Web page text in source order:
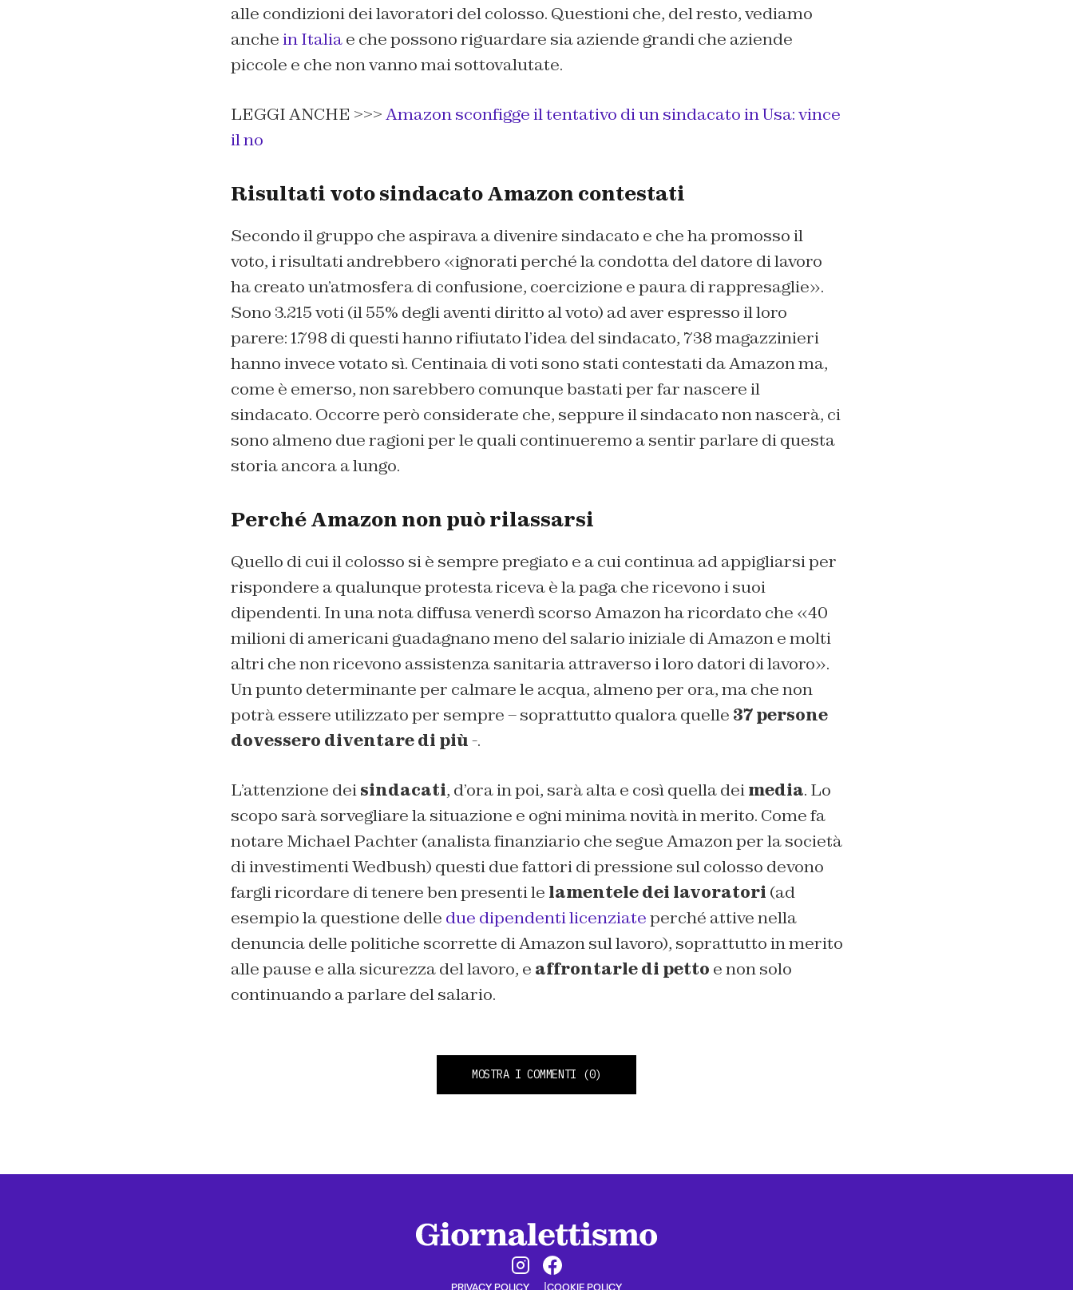
alle condizioni dei lavoratori del colosso. Questioni che, del resto, vediamo
anchein Italiae che possono riguardare sia aziende grandi che aziende
piccole e che non vanno mai sottovalutate.
LEGGI ANCHE >>>Amazon sconfigge il tentativo di un sindacato in Usa: vince
il no
Risultati voto sindacato Amazon contestati
Secondo il gruppo che aspirava a divenire sindacato e che ha promosso il
voto, i risultati andrebbero «ignorati perché la condotta del datore di lavoro
ha creato un’atmosfera di confusione, coercizione e paura di rappresaglie».
Sono 3.215 voti (il 55% degli aventi diritto al voto) ad aver espresso il loro
parere: 1.798 di questi hanno rifiutato l’idea del sindacato, 738 magazzinieri
hanno invece votato sì. Centinaia di voti sono stati contestati da Amazon ma,
come è emerso, non sarebbero comunque bastati per far nascere il
sindacato. Occorre però considerate che, seppure il sindacato non nascerà, ci
sono almeno due ragioni per le quali continueremo a sentir parlare di questa
storia ancora a lungo.
Perché Amazon non può rilassarsi
Quello di cui il colosso si è sempre pregiato e a cui continua ad appigliarsi per
rispondere a qualunque protesta riceva è la paga che ricevono i suoi
dipendenti. In una nota diffusa venerdì scorso Amazon ha ricordato che «40
milioni di americani guadagnano meno del salario iniziale di Amazon e molti
altri che non ricevono assistenza sanitaria attraverso i loro datori di lavoro».
Un punto determinante per calmare le acqua, almeno per ora, ma che non
potrà essere utilizzato per sempre – soprattutto qualora quelle 37 persone
dovessero diventare di più-.
L’attenzione deisindacati, d’ora in poi, sarà alta e così quella deimedia. Lo
scopo sarà sorvegliare la situazione e ogni minima novità in merito. Come fa
notare Michael Pachter (analista finanziario che segue Amazon per la società
di investimenti Wedbush) questi due fattori di pressione sul colosso devono
fargli ricordare di tenere ben presenti le lamentele dei lavoratori (ad
esempio la questione delle due dipendenti licenziateperché attive nella
denuncia delle politiche scorrette di Amazon sul lavoro), soprattutto in merito
alle pause e alla sicurezza del lavoro, e affrontarle di petto e non solo
continuando a parlare del salario.
MOSTRA I COMMENTI (0)
PRIVACY POLICY COOKIE POLICY